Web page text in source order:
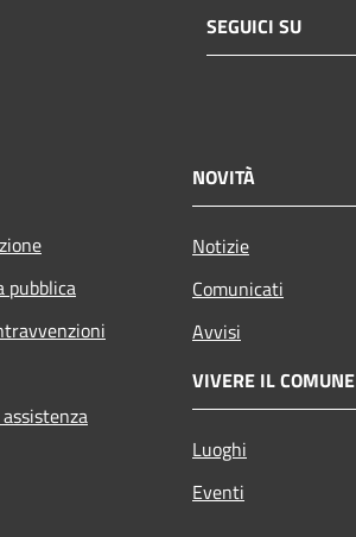
SEGUICI SU
pubblica
NOVITÀ
Notizie
Comunicati
Avvisi
VIVERE IL COMUNE
Luoghi
Eventi